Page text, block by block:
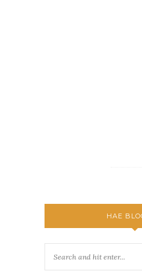
HAE